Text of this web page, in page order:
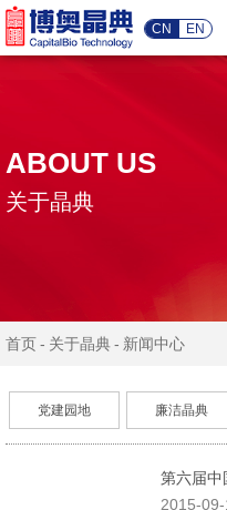
CN EN
ABOUT US
关于晶典
首页 关于晶典 新闻中心
党建园地 廉洁晶典
第六届中
2015-